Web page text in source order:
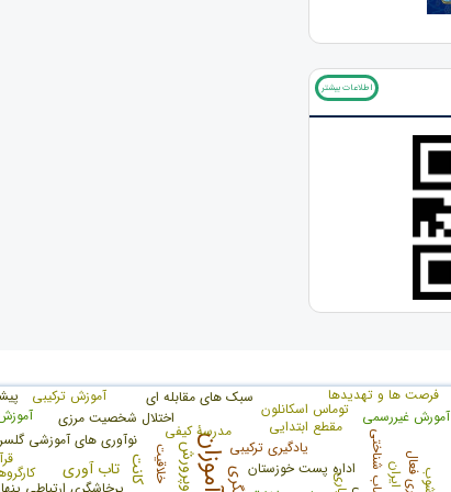
اطلاعات بیشتر
کانت تاب آوری
پرخاشگری ارتباطی
اداره پست خوزستان
نوآوری های آموزشی گلسر
مدرسۀ کیفی
یادگیری ترکیبی
اختلال شخصیت مرزی
مقطع ابتدایی
خلاقیت
توماس اسکانلون
آموزش ترکیبی سبک های مقابله ای
آمورش غیررسمی
فرصت ها و تهدیدها